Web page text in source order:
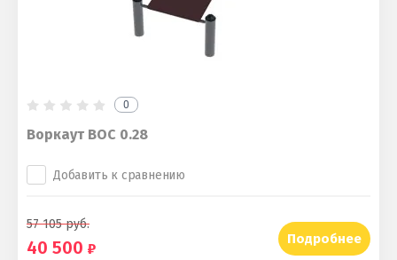
0
Воркаут ВОС 0.28
Добавить к сравнению
57 105руб.
40 500 Подробнее